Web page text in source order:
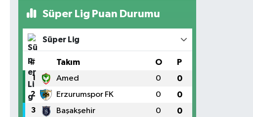
Süper Lig Puan Durumu
Süper Lig
# Takım O P
1 Amed 0 0
2 Erzurumspor FK 0 0
3 Başakşehir 0 0